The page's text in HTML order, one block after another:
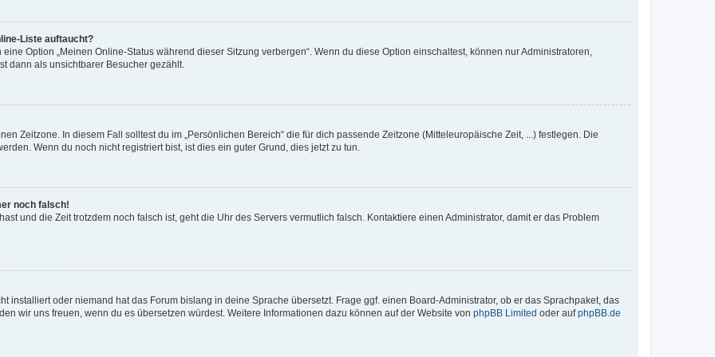
Liste auftaucht?
Option „Meinen Online-Status während dieser Sitzung verbergen“. Wenn du diese Option einschaltest, können nur Administratoren,
dann als unsichtbarer Besucher gezählt.
Zeitzone. In diesem Fall solltest du im „Persönlichen Bereich“ die für dich passende Zeitzone (Mitteleuropäische Zeit, ...) festlegen. Die
Wenn du noch nicht registriert bist, ist dies ein guter Grund, dies jetzt zu tun.
noch falsch!
und die Zeit trotzdem noch falsch ist, geht die Uhr des Servers vermutlich falsch. Kontaktiere einen Administrator, damit er das Problem
installiert oder niemand hat das Forum bislang in deine Sprache übersetzt. Frage ggf. einen Board-Administrator, ob er das Sprachpaket, das
wir uns freuen, wenn du es übersetzen würdest. Weitere Informationen dazu können auf der Website von phpBB Limited oder aufphpBB.de